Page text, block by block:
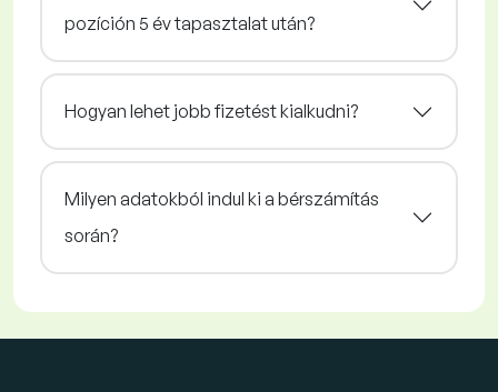
pozíción 5 év tapasztalat után?
Hogyan lehet jobb fizetést kialkudni?
Milyen adatokból indul ki a bérszámítás
során?